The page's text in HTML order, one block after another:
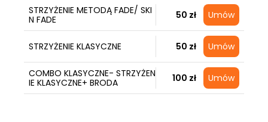
STRZYŻENIE METODĄ FADE/ SKI
N FADE
50 zł Umów
STRZYŻENIE KLASYCZNE 50 zł Umów
COMBO KLASYCZNE- STRZYŻEN
IE KLASYCZNE+ BRODA
100 zł Umów